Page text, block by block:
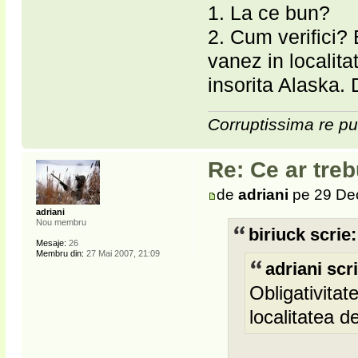
1. La ce bun?
2. Cum verifici?
vanez in
insorita Alaska.
Corruptissima re
Re: Ce ar
deadriani pe 29
biriuck scrie:
adriani
localitatea
adriani
Nou membru
Mesaje: 26
Membru din: 27 Mai 2007, 21:09